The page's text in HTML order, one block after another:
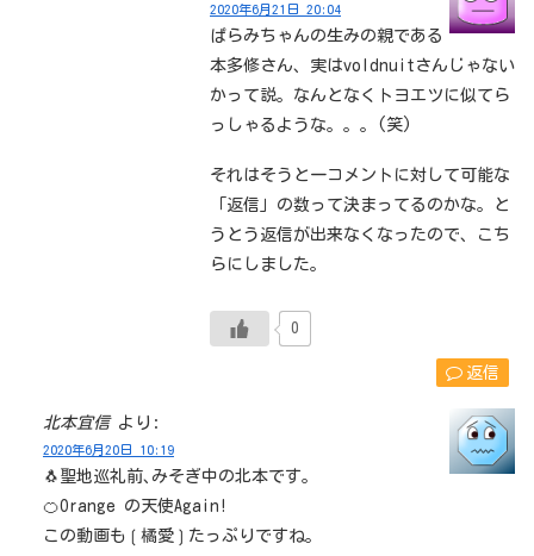
2020年6月21日 20:04
ぱらみちゃんの生みの親である
本多修さん、実はvoldnuitさんじゃない
かって説。なんとなくトヨエツに似てら
っしゃるような。。。(笑)
それはそうと一コメントに対して可能な
「返信」の数って決まってるのかな。と
うとう返信が出来なくなったので、こち
らにしました。
0
返信
北本宜信 より:
2020年6月20日 10:19
🐧聖地巡礼前､みそぎ中の北本です｡
🍊Orange の天使Again!
この動画も❲橘愛❳たっぷりですね｡